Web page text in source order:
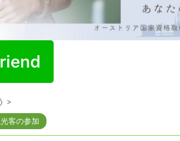
>
客の参加